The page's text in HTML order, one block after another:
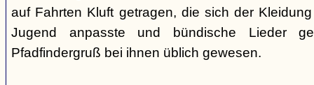
auf Fahrten Kluft getragen, die sich der
Jugend anpasste und bündische Lieder
Pfadfindergruß bei ihnen üblich gewesen.